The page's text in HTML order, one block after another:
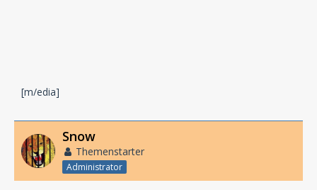
[m/edia]
Snow
Themenstarter
Administrator